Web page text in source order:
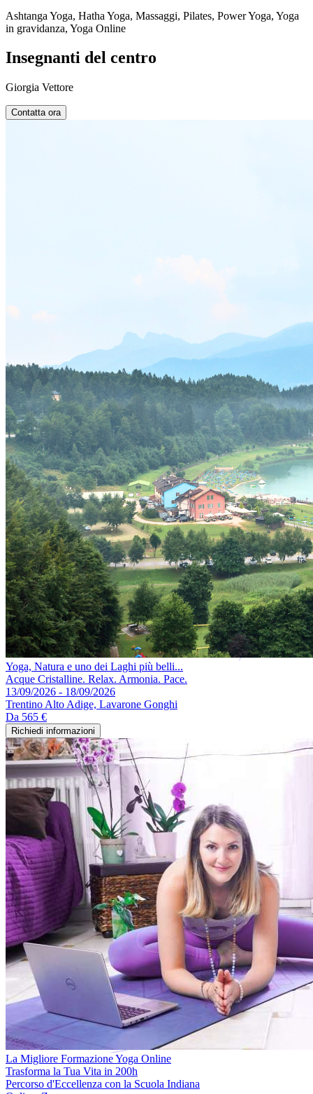
Ashtanga Yoga, Hatha Yoga, Massaggi, Pilates, Power Yoga, Yoga
in gravidanza, Yoga Online
Insegnanti del centro
Giorgia Vettore
Contatta ora
Yoga, Natura e uno dei Laghi più belli...
Acque Cristalline. Relax. Armonia. Pace.
13/09/2026 - 18/09/2026
Trentino Alto Adige, Lavarone Gonghi
Da 565 €
Richiedi informazioni
La Migliore Formazione Yoga Online
Trasforma la Tua Vita in 200h
Percorso d'Eccellenza con la Scuola Indiana